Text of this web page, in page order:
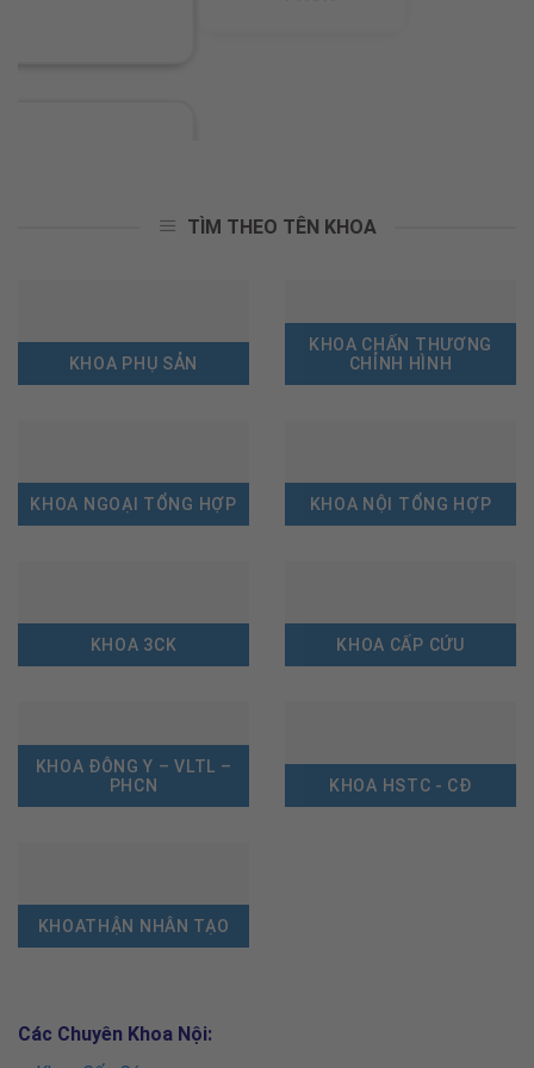
TÌM THEO TÊN KHOA
KHOA PHỤ SẢN
KHOA CHẤN THƯƠNG
CHỈNH HÌNH
KHOA NGOẠI TỔNG HỢP KHOA NỘI TỔNG HỢP
KHOA 3CK KHOA CẤP CỨU
KHOA ĐÔNG Y – VLTL –
PHCN
KHOA HSTC - CĐ
KHOATHẬN NHÂN TẠO
Các Chuyên Khoa Nội: